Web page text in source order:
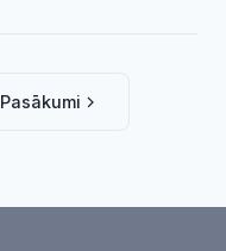
Pasākumi